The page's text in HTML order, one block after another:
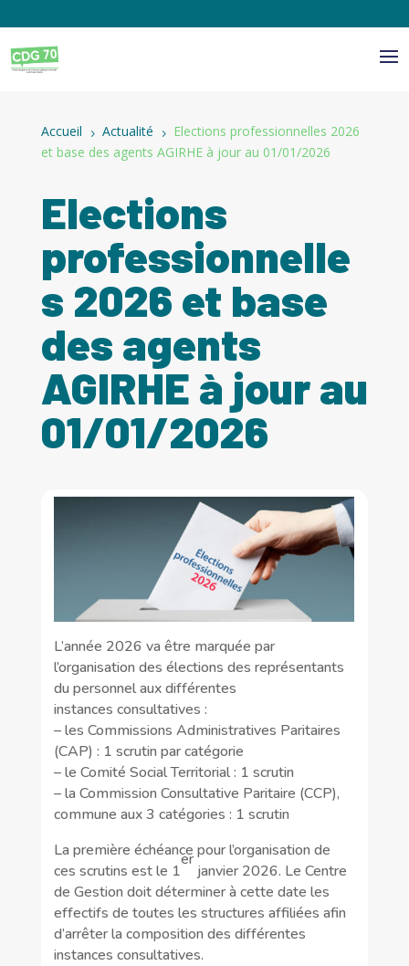
Accueil 5 Actualité 5
Elections professionnelles 2026
et base des agents AGIRHE à jour au 01/01/2026
Elections
professionnelle
s 2026 et base
des agents
AGIRHE à jour au
01/01/2026
L’année 2026 va être marquée par
l’organisation des élections des représentants
du personnel aux différentes
instances consultatives :
– les Commissions Administratives Paritaires
(CAP) : 1 scrutin par catégorie
– le Comité Social Territorial : 1 scrutin
– la Commission Consultative Paritaire (CCP),
commune aux 3 catégories : 1 scrutin
La première échéance pour l’organisation de
ces scrutins est le 1
er
janvier 2026. Le Centre
de Gestion doit déterminer à cette date les
effectifs de toutes les structures affiliées afin
d’arrêter la composition des différentes
instances consultatives.